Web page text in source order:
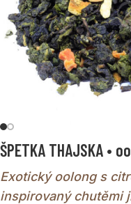
ŠPETKA THAJSKA •
Exotický oolong s
inspirovaný chutěmi